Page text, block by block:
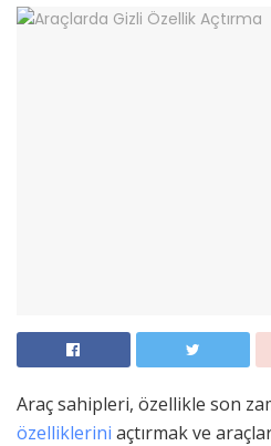
Araç sahipleri, özellikle son
özelliklerini açtırmak ve